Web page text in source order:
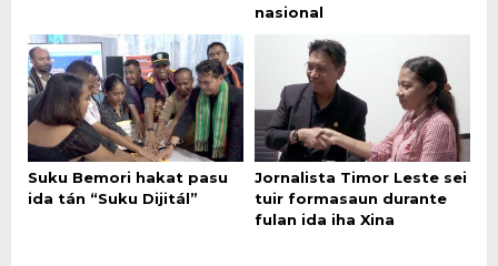
nasional
Suku Bemori hakat pasu
ida tán “Suku Dijitál”
Jornalista Timor Leste sei
tuir formasaun durante
fulan ida iha Xina